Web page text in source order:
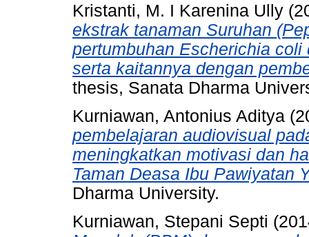
Kristanti, M. I Karenina Ully
ekstrak tanaman Suruhan
pertumbuhan Escherichia
serta kaitannya dengan
thesis, Sanata Dharma
Kurniawan, Antonius Aditya
pembelajaran audiovisual
meningkatkan motivasi dan
Taman Deasa Ibu Pawiyatan
Dharma University.
Kurniawan, Stepani Septi